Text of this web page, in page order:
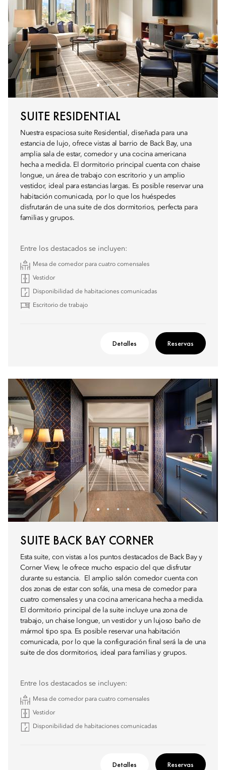
SUITE RESIDENTIAL
Nuestra espaciosa suite Residential, diseñada para una
estancia de lujo, ofrece vistas al barrio de Back Bay, una
amplia sala de estar, comedor y una cocina americana
hecha a medida. El dormitorio principal cuenta con chaise
longue, un área de trabajo con escritorio y un amplio
vestidor, ideal para estancias largas. Es posible reservar una
habitación comunicada, por lo que los huéspedes
disfrutarán de una suite de dos dormitorios, perfecta para
familias y grupos.
Entre los destacados se incluyen:
Mesa de comedor para cuatro comensales
Vestidor
Disponibilidad de habitaciones comunicadas
Escritorio de trabajo
Detalles Reservas
SUITE BACK BAY CORNER
Esta suite, con vistas a los puntos destacados de Back Bay y
Corner View, le ofrece mucho espacio del que disfrutar
durante su estancia. El amplio salón comedor cuenta con
dos zonas de estar con sofás, una mesa de comedor para
cuatro comensales y una cocina americana hecha a medida.
El dormitorio principal de la suite incluye una zona de
trabajo, un chaise longue, un vestidor y un lujoso baño de
mármol tipo spa. Es posible reservar una habitación
comunicada, por lo que la configuración final será la de una
suite de dos dormitorios, ideal para familias y grupos.
Entre los destacados se incluyen:
Mesa de comedor para cuatro comensales
Vestidor
Disponibilidad de habitaciones comunicadas
Detalles Reservas